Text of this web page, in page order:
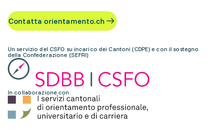
Contatta orientamento.ch
Un servizio del CSFO su incarico dei Cantoni (CDPE) e con il sostegno
della Confederazione (SEFRI)
In collaborazione con: